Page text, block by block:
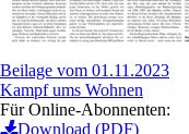
Beilage vom 01.11.2023
Kampf ums Wohnen
Für Online-Abonnenten:
Download (PDF)